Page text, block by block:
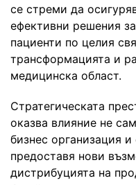
се стреми да
ефективни решения
пациенти по целия
трансформацията и
медицинска област.
Стратегическата
оказва влияние не
бизнес организация
предоставя нови
дистрибуцията на